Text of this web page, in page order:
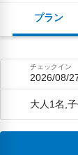
プラン
テレビがなくて
チェックイン
2026/08/
大人1名,